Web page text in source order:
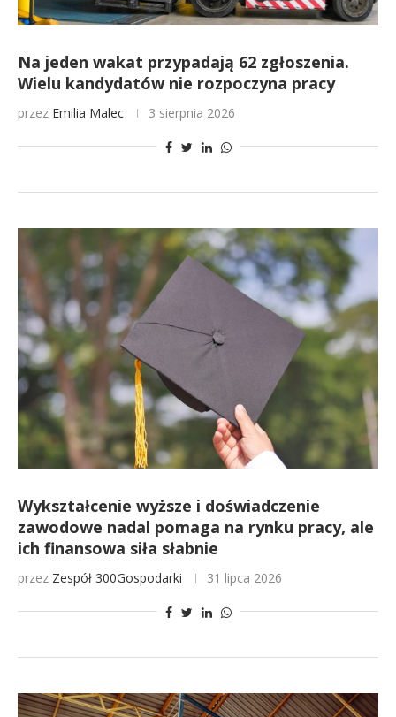
Na jeden wakat przypadają 62 zgłoszenia.
Wielu kandydatów nie rozpoczyna pracy
przez Emilia Malec 3 sierpnia 2026
Wykształcenie wyższe i doświadczenie
zawodowe nadal pomaga na rynku pracy, ale
ich finansowa siła słabnie
przez Zespół 300Gospodarki 31 lipca 2026